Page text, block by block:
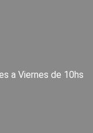
a Viernes de 10hs